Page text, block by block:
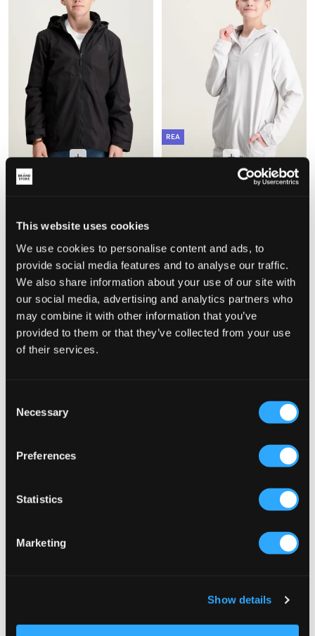
This website uses cookies
We use cookies to personalise content and ads, to
provide social media features and to analyse our traffic.
We also share information about your use of our site with
our social media, advertising and analytics partners who
may combine it with other information that you’ve
provided to them or that they’ve collected from your use
of their services.
Selection
Necessary
Preferences
Statistics
Marketing
Show details
Didriksons
REA
New Balance